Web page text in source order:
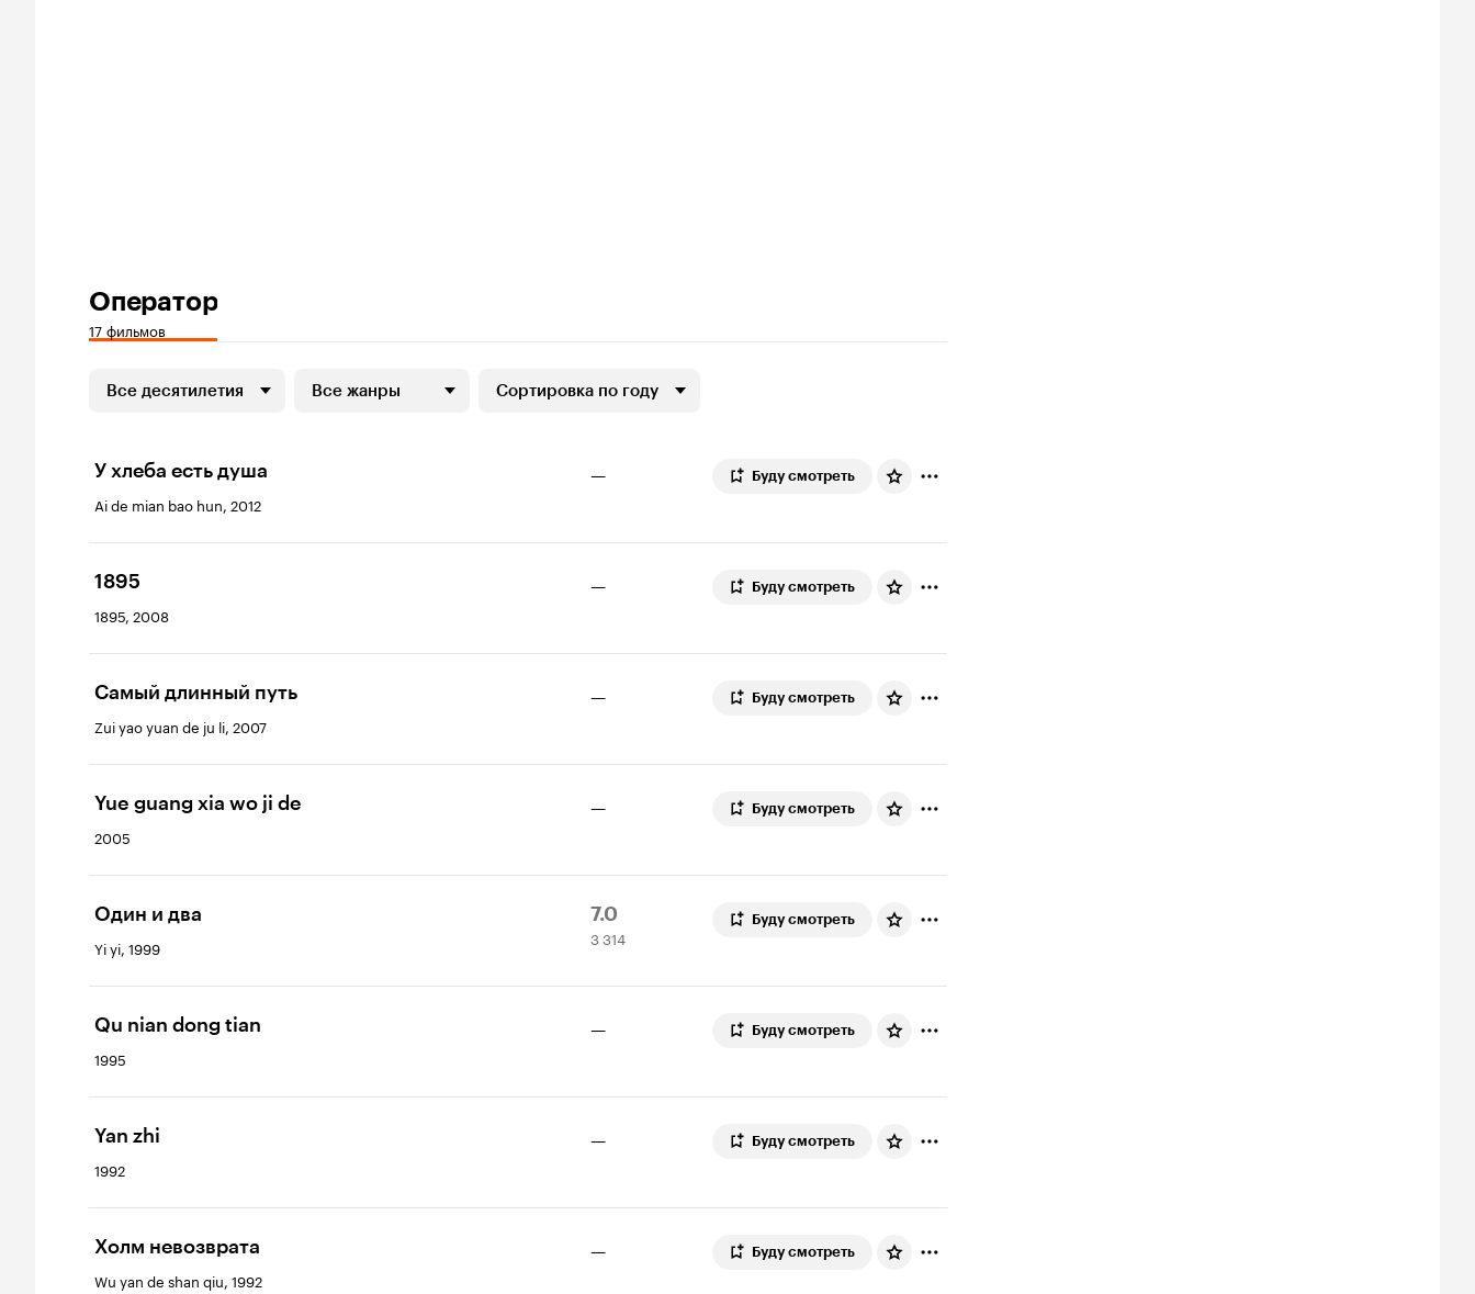
Оператор
17 фильмов
Все десятилетия Все жанры Сортировка по году
У хлеба есть душа
Ai de mian bao hun, 2012
— Буду смотреть
1895
1895, 2008
— Буду смотреть
Самый длинный путь
Zui yao yuan de ju li, 2007
— Буду смотреть
Yue guang xia wo ji de
2005
— Буду смотреть
Один и два
Yi yi, 1999
Рейтинг
Кинопоиска
7.0
3
314
3 314
Буду смотреть
Qu nian dong tian
1995
— Буду смотреть
Yan zhi
1992
— Буду смотреть
Холм невозврата
Wu yan de shan qiu, 1992
— Буду смотреть